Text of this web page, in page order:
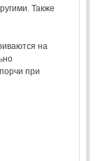
Также
на
при